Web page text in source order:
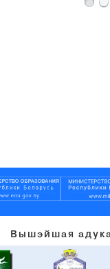
Вышэйшая